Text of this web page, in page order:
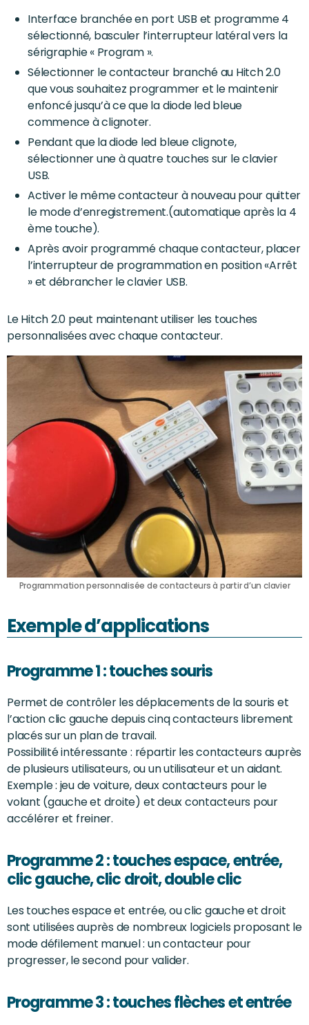
Interface branchée en port USB et programme 4
sélectionné, basculer l’interrupteur latéral vers la
sérigraphie « Program ».
Sélectionner le contacteur branché au Hitch 2.0
que vous souhaitez programmer et le maintenir
enfoncé jusqu’à ce que la diode led bleue
commence à clignoter.
Pendant que la diode led bleue clignote,
sélectionner une à quatre touches sur le clavier
USB.
Activer le même contacteur à nouveau pour quitter
le mode d’enregistrement.(automatique après la 4
ème touche).
Après avoir programmé chaque contacteur, placer
l’interrupteur de programmation en position «Arrêt
» et débrancher le clavier USB.
Le Hitch 2.0 peut maintenant utiliser les touches
personnalisées avec chaque contacteur.
Programmation personnalisée de contacteurs à partir d’un clavier
Exemple d’applications
Programme 1 : touches souris
Permet de contrôler les déplacements de la souris et
l’action clic gauche depuis cinq contacteurs librement
placés sur un plan de travail.
Possibilité intéressante : répartir les contacteurs auprès
de plusieurs utilisateurs, ou un utilisateur et un aidant.
Exemple : jeu de voiture, deux contacteurs pour le
volant (gauche et droite) et deux contacteurs pour
accélérer et freiner.
Programme 2 : touches espace, entrée,
clic gauche, clic droit, double clic
Les touches espace et entrée, ou clic gauche et droit
sont utilisées auprès de nombreux logiciels proposant le
mode défilement manuel : un contacteur pour
progresser, le second pour valider.
Programme 3 : touches flèches et entrée